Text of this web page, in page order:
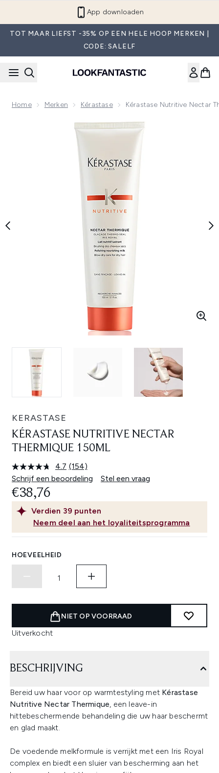
App downloaden
TOT MAAR LIEFST -35% OP EEN HELE HOOP MERKEN |
CODE: SALELF
Home Merken Kérastase Kérastase Nutritive Nectar
Now showing image 1 Kérastase Nutritive Nectar Thermique
KERASTASE
KÉRASTASE NUTRITIVE NECTAR
THERMIQUE 150ML
4.7 Lees
154
beoordelingen.
paginalink.
(154)
Schrijf een beoordeling
Stel een vraag
Verdien 39 punten
Neem deel aan het loyaliteitsprogramma
€38,76
HOEVEELHEID
NIET OP VOORRAAD
Uitverkocht
BESCHRIJVING
Bereid uw haar voor op warmtestyling met Kérastase
Nutritive Nectar Thermique, een leave-in
hittebeschermende behandeling die uw haar beschermt
en glad maakt.
De voedende melkformule is verrijkt met een Iris Royal
complex en biedt een sluier van bescherming aan het